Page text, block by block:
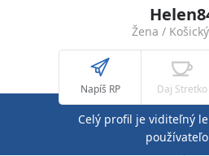
Žena /
Napíš RP Daj Stretko
Celý profil je viditeľný